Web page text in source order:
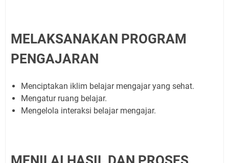
MELAKSANAKAN PROGRAM
PENGAJARAN
Menciptakan iklim belajar mengajar yang sehat.
Mengatur ruang belajar.
Mengelola interaksi belajar mengajar.